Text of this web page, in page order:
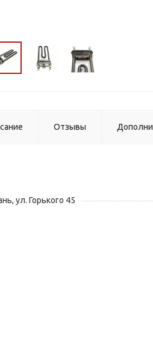
Отзывы
ул. Горького 45